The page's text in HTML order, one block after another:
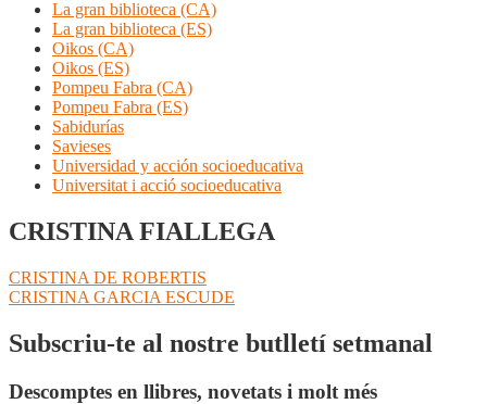
La gran biblioteca (CA)
La gran biblioteca (ES)
Oikos (CA)
Oikos (ES)
Pompeu Fabra (CA)
Pompeu Fabra (ES)
Sabidurías
Savieses
Universidad y acción socioeducativa
Universitat i acció socioeducativa
CRISTINA FIALLEGA
Navegació
d'entrades
Entrada
anterior:
CRISTINA DE ROBERTIS
Pròxima
CRISTINA GARCIA ESCUDE
Subscriu-te al nostre butlletí setmanal
Descomptes en llibres, novetats i molt més